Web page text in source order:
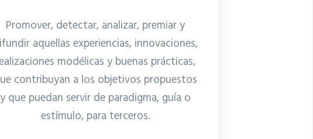
Promover, detectar, analizar, premiar y
aquellas experiencias, innovaciones,
modélicas y buenas prácticas,
contribuyan a los objetivos propuestos
y que puedan servir de paradigma, guía o
estímulo, para terceros.